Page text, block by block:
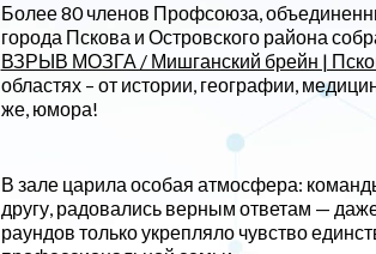
Более 80 членов Профсоюза,
города Пскова и Островского района
ВЗРЫВ МОЗГА / Мишганский брейн |
областях – от истории, географии,
же, юмора!
В зале царила особая атмосфера:
другу, радовались верным ответам —
раундов только укрепляло чувство